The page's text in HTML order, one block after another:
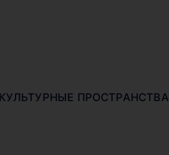
КУЛЬТУРНЫЕ ПРОСТРАНСТВА